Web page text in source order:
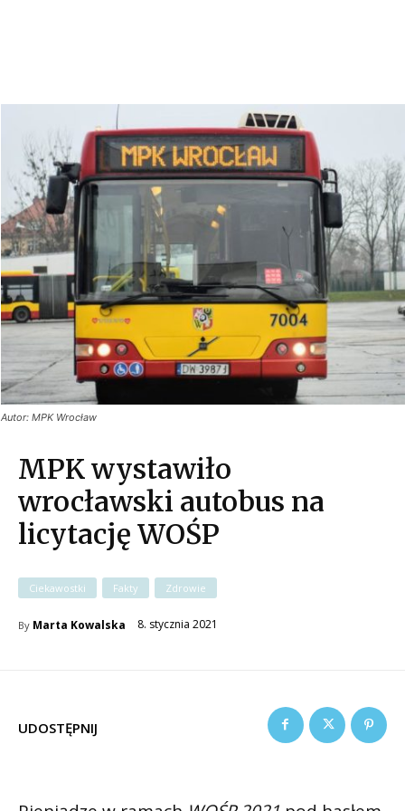
MPK wystawiło
wrocławski autobus na
licytację WOŚP
Ciekawostki Fakty Zdrowie
By Marta Kowalska 8. stycznia 2021
Autor: MPK Wrocław
UDOSTĘPNIJ